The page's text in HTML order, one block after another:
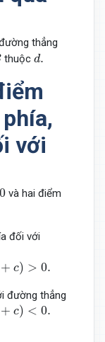
thẳng
thuộcd.
d
với
0và hai điểm
đối với
+ c) > 0.
đường thẳng
+ c) < 0.